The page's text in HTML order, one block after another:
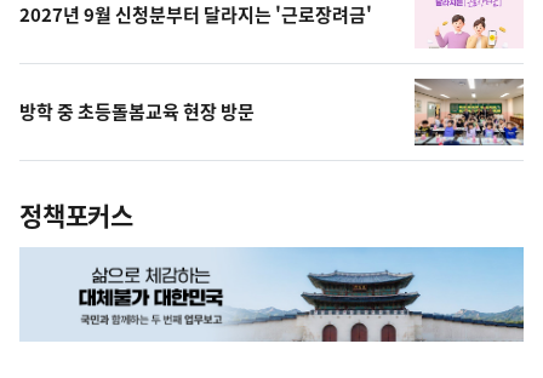
2027년 9월 신청분부터 달라지는 '근로장려금'
방학 중 초등돌봄교육 현장 방문
정책포커스